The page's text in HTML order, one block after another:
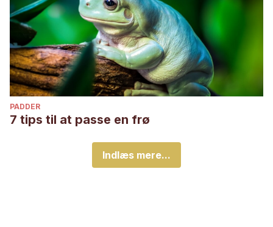
PADDER
7 tips til at passe en frø
Indlæs mere...